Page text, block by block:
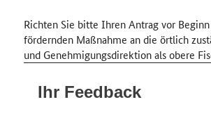
Richten Sie bitte Ihren Antrag vor
fördernden Maßnahme an die örtlich
und Genehmigungsdirektion als obere